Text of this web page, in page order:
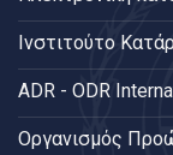
Ινστιτούτο
ADR - ODR
Oργανισμός